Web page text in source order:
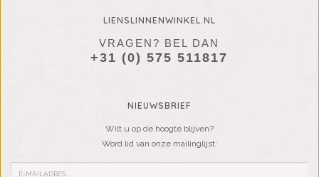
LIENSLINNENWINKEL.NL
VRAGEN? BEL DAN
+31 (0) 575 511817
NIEUWSBRIEF
Wilt u op de hoogte blijven?
Word lid van onze mailinglijst: